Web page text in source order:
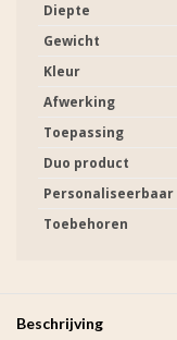
Diepte
Gewicht
Kleur
Afwerking
Toepassing
Duo product
Personaliseerbaar
Toebehoren
Beschrijving